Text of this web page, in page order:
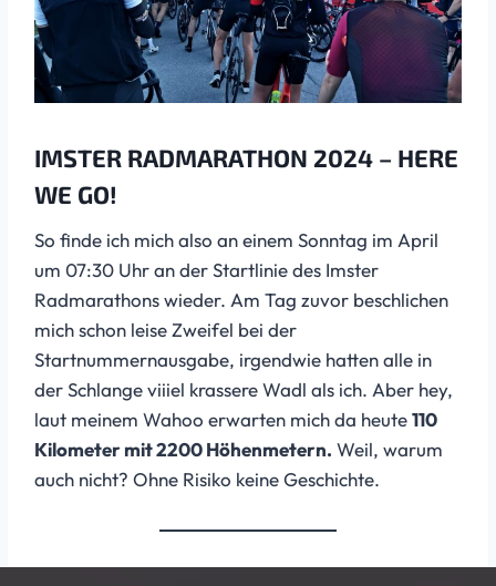
IMSTER RADMARATHON 2024 – HERE
WE GO!
So finde ich mich also an einem Sonntag im April
um 07:30 Uhr an der Startlinie des Imster
Radmarathons wieder. Am Tag zuvor beschlichen
mich schon leise Zweifel bei der
Startnummernausgabe, irgendwie hatten alle in
der Schlange viiiel krassere Wadl als ich. Aber hey,
laut meinem Wahoo erwarten mich da heute110
Kilometer mit 2200 Höhenmetern. Weil, warum
auch nicht? Ohne Risiko keine Geschichte.